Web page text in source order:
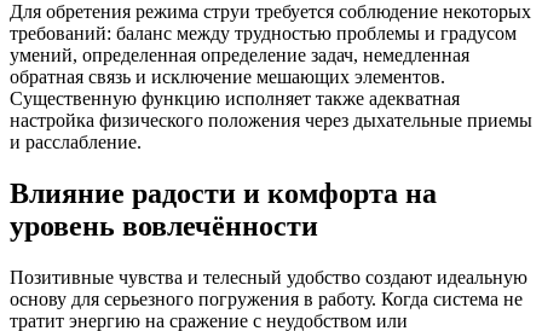
Для обретения режима струи требуется соблюдение некоторых
требований: баланс между трудностью проблемы и градусом
умений, определенная определение задач, немедленная
обратная связь и исключение мешающих элементов.
Существенную функцию исполняет также адекватная
настройка физического положения через дыхательные приемы
и расслабление.
Влияние радости и комфорта на
уровень вовлечённости
Позитивные чувства и телесный удобство создают идеальную
основу для серьезного погружения в работу. Когда система не
тратит энергию на сражение с неудобством или